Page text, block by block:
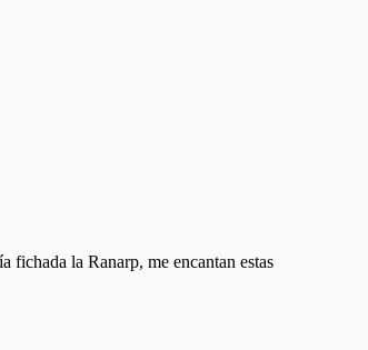
fichada la Ranarp, me encantan estas